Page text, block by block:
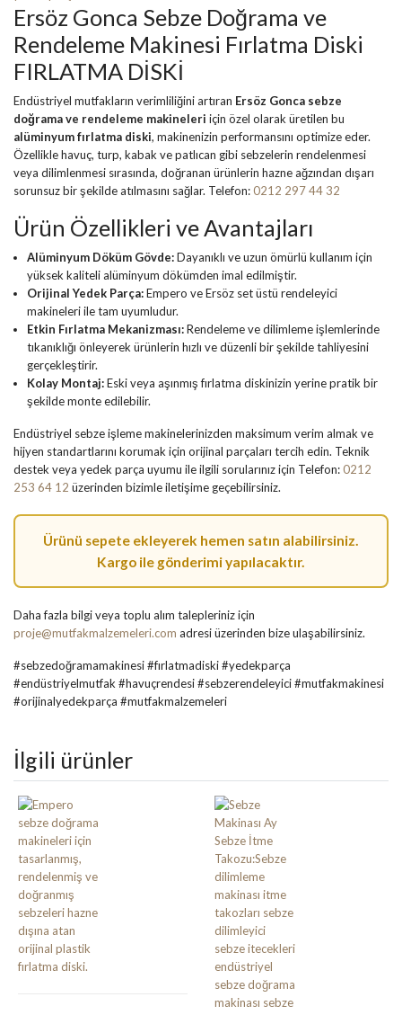
Ersöz Gonca Sebze Doğrama ve
Rendeleme Makinesi Fırlatma Diski
FIRLATMA DİSKİ
Endüstriyel mutfakların verimliliğini artıran Ersöz Gonca sebze
doğrama ve rendeleme makineleri için özel olarak üretilen bu
alüminyum fırlatma diski, makinenizin performansını optimize eder.
Özellikle havuç, turp, kabak ve patlıcan gibi sebzelerin rendelenmesi
veya dilimlenmesi sırasında, doğranan ürünlerin hazne ağzından dışarı
sorunsuz bir şekilde atılmasını sağlar. Telefon:0212 297 44 32
Ürün Özellikleri ve Avantajları
Alüminyum Döküm Gövde:Dayanıklı ve uzun ömürlü kullanım için
yüksek kaliteli alüminyum dökümden imal edilmiştir.
Orijinal Yedek Parça:Empero ve Ersöz set üstü rendeleyici
makineleri ile tam uyumludur.
Etkin Fırlatma Mekanizması:Rendeleme ve dilimleme işlemlerinde
tıkanıklığı önleyerek ürünlerin hızlı ve düzenli bir şekilde tahliyesini
gerçekleştirir.
Kolay Montaj:Eski veya aşınmış fırlatma diskinizin yerine pratik bir
şekilde monte edilebilir.
Endüstriyel sebze işleme makinelerinizden maksimum verim almak ve
hijyen standartlarını korumak için orijinal parçaları tercih edin. Teknik
destek veya yedek parça uyumu ile ilgili sorularınız için Telefon:0212
253 64 12 üzerinden bizimle iletişime geçebilirsiniz.
Ürünü sepete ekleyerek hemen satın alabilirsiniz.
Kargo ile gönderimi yapılacaktır.
Daha fazla bilgi veya toplu alım talepleriniz için
proje@mutfakmalzemeleri.com adresi üzerinden bize ulaşabilirsiniz.
#sebzedoğramamakinesi #fırlatmadiski #yedekparça
#endüstriyelmutfak #havuçrendesi #sebzerendeleyici #mutfakmakinesi
#orijinalyedekparça #mutfakmalzemeleri
İlgili ürünler